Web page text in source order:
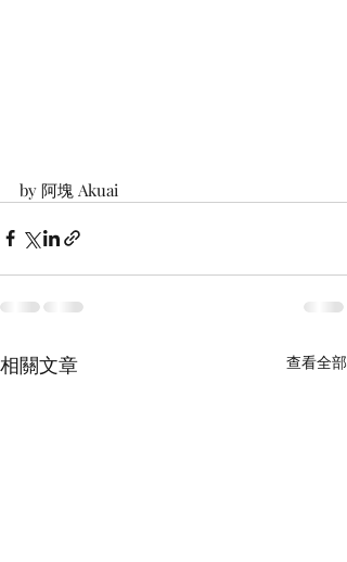
by 阿塊 Akuai
相關文章 查看全部